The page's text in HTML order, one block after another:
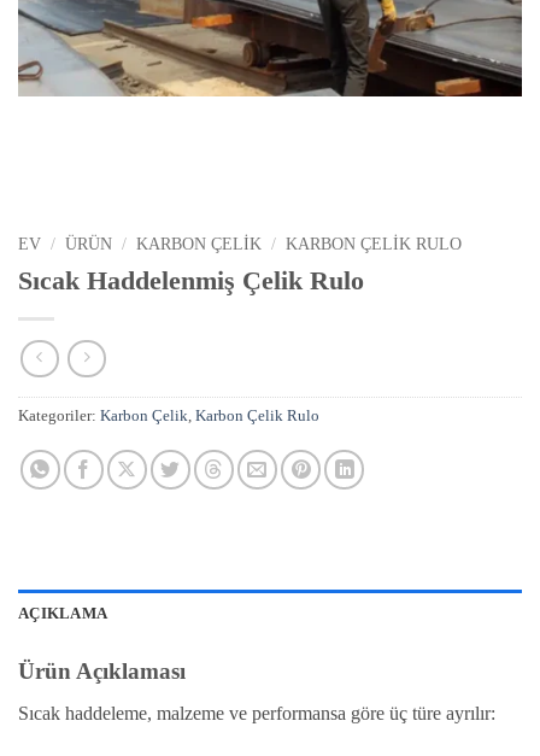
EV / ÜRÜN / KARBON ÇELIK / KARBON ÇELIK RULO
Sıcak Haddelenmiş Çelik Rulo
Kategoriler: Karbon Çelik, Karbon Çelik Rulo
AÇIKLAMA
Ürün Açıklaması
Sıcak haddeleme, malzeme ve performansa göre üç türe ayrılır: